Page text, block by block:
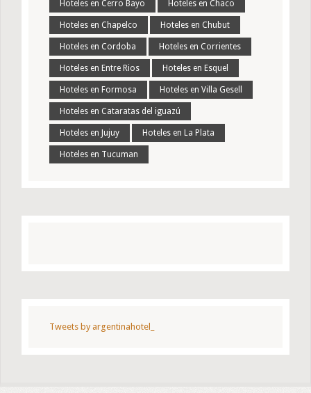
Hoteles en Cerro Bayo Hoteles en Chaco
Hoteles en Chapelco Hoteles en Chubut
Hoteles en Cordoba Hoteles en Corrientes
Hoteles en Entre Rios Hoteles en Esquel
Hoteles en Formosa Hoteles en Villa Gesell
Hoteles en Cataratas del iguazú
Hoteles en Jujuy Hoteles en La Plata
Hoteles en Tucuman
Tweets by argentinahotel_